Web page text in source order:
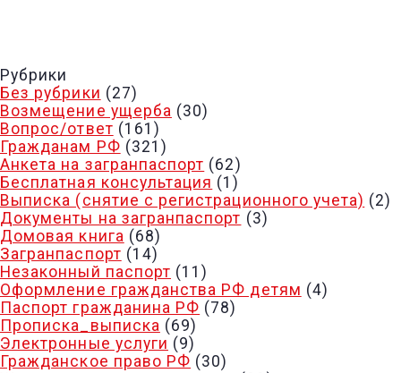
Рубрики
Без рубрики (27)
Возмещение ущерба (30)
Вопрос/ответ (161)
Гражданам РФ (321)
Анкета на загранпаспорт (62)
Бесплатная консультация (1)
Выписка (снятие с регистрационного учета) (2)
Документы на загранпаспорт (3)
Домовая книга (68)
Загранпаспорт (14)
Незаконный паспорт (11)
Оформление гражданства РФ детям (4)
Паспорт гражданина РФ (78)
Прописка_выписка (69)
Электронные услуги (9)
Гражданское право РФ (30)